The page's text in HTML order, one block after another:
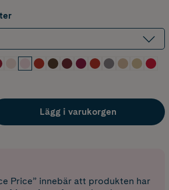
Lägg i varukorgen
Price” innebär att produkten har